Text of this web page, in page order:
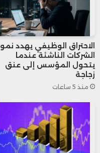
الاحتراق الوظيفي يهدد نمو
الشركات الناشئة عندما
يتحول المؤسس إلى عنق
زجاجة
منذ 5 ساعات